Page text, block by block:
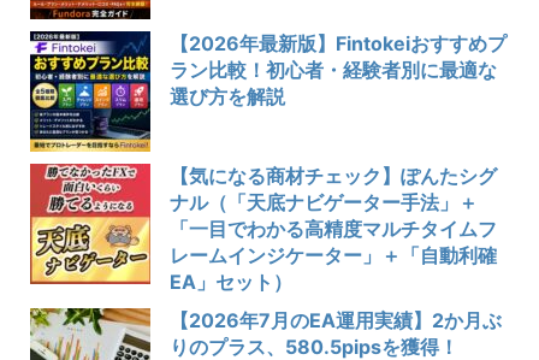
【2026年最新版】Fintokeiおすすめプ
ラン比較！初心者・経験者別に最適な
選び方を解説
【気になる商材チェック】ぽんたシグ
ナル（「天底ナビゲーター手法」＋
「一目でわかる高精度マルチタイムフ
レームインジケーター」＋「自動利確
EA」セット）
【2026年7月のEA運用実績】2か月ぶ
りのプラス、580.5pipsを獲得！